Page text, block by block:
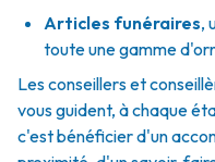
Articles funéraires,
toute une gamme
Les conseillers et
vous guident, à chaque
c'est bénéficier d'un